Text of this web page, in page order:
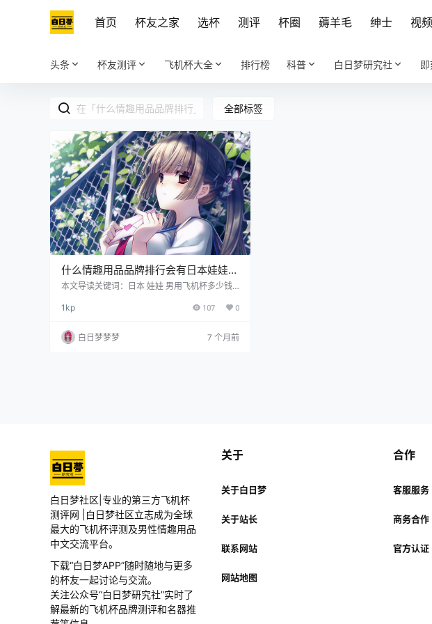
首页 杯友之家 选杯 测评 杯圈 薅羊毛 绅士 视频
头条 杯友测评 飞机杯大全 排行榜 科普 白日梦研究社
全部标签
什么情趣用品品牌排行会有日本娃娃？
揭秘男用飞机杯多少钱的行业秘密
本文导读关键词：日本 娃娃 男用飞机杯多少钱
业的一大品类，其品牌也是种类繁多。其中，在
力、仿真软胶和智能硅胶娃娃。 机械动力娃娃是
用机械运动来实现性刺激的一种情趣用具，其与
1kp 107 0
白日梦梦梦 7 个月前
白日梦社区|专业的第三方飞机杯
测评网 |白日梦社区立志成为全球
最大的飞机杯评测及男性情趣用品
中文交流平台。
下载“白日梦APP”随时随地与更多
的杯友一起讨论与交流。
关注公众号“白日梦研究社”实时了
解最新的飞机杯品牌测评和名器推
关于
关于白日梦
关于站长
联系网站
网站地图
合作
客服服务
商务合作
官方认证